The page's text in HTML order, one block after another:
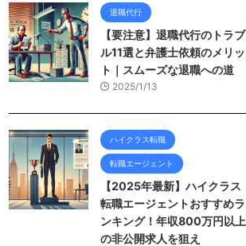
退職代行
【要注意】退職代行のトラブ
ル11選と弁護士依頼のメリッ
ト｜スムーズな退職への道
2025/1/13
ハイクラス転職
転職エージェント
【2025年最新】ハイクラス
転職エージェントおすすめラ
ンキング！年収800万円以上
の非公開求人を狙え